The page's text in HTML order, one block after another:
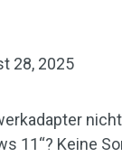
28, 2025
11“? Keine